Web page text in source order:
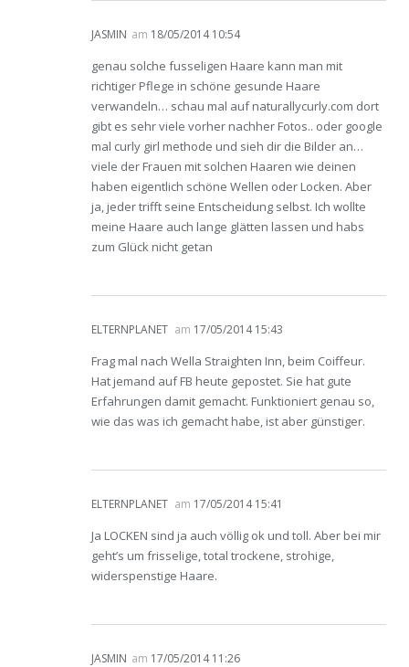
JASMIN am 18/05/2014 10:54
genau solche fusseligen Haare kann man mit
richtiger Pflege in schöne gesunde Haare
verwandeln… schau mal auf naturallycurly.com dort
gibt es sehr viele vorher nachher Fotos.. oder google
mal curly girl methode und sieh dir die Bilder an…
viele der Frauen mit solchen Haaren wie deinen
haben eigentlich schöne Wellen oder Locken. Aber
ja, jeder trifft seine Entscheidung selbst. Ich wollte
meine Haare auch lange glätten lassen und habs
zum Glück nicht getan
ELTERNPLANET am 17/05/2014 15:43
Frag mal nach Wella Straighten Inn, beim Coiffeur.
Hat jemand auf FB heute gepostet. Sie hat gute
Erfahrungen damit gemacht. Funktioniert genau so,
wie das was ich gemacht habe, ist aber günstiger.
ELTERNPLANET am 17/05/2014 15:41
Ja LOCKEN sind ja auch völlig ok und toll. Aber bei mir
geht’s um frisselige, total trockene, strohige,
widerspenstige Haare.
JASMIN am 17/05/2014 11:26